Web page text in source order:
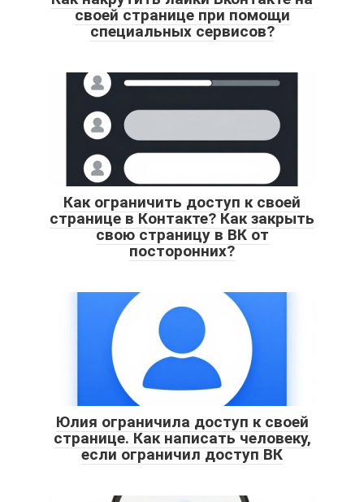
своей странице при помощи
специальных сервисов?
Как ограничить доступ к своей
странице в Контакте? Как закрыть
свою страницу в ВК от
посторонних?
Юлия ограничила доступ к своей
странице. Как написать человеку,
если ограничил доступ ВК